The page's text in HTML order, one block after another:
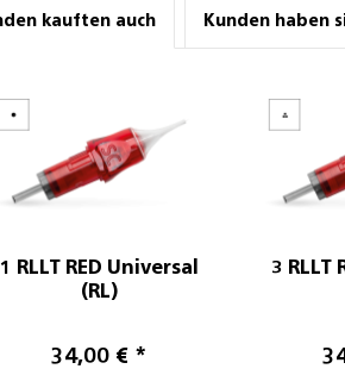
kauften auch Kunden haben
1 RLLT RED Universal
(RL)
34,00 € *
3 RLLT